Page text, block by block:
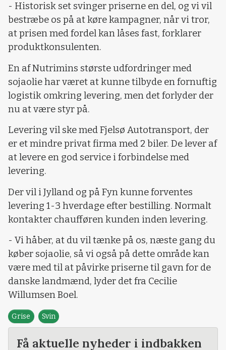
- Historisk set svinger priserne en del, og vi vil
bestræbe os på at køre kampagner, når vi tror,
at prisen med fordel kan låses fast, forklarer
produktkonsulenten.
En af Nutrimins største udfordringer med
sojaolie har været at kunne tilbyde en fornuftig
logistik omkring levering, men det forlyder der
nu at være styr på.
Levering vil ske med Fjelsø Autotransport, der
er et mindre privat firma med 2 biler. De lever af
at levere en god service i forbindelse med
levering.
Der vil i Jylland og på Fyn kunne forventes
levering 1-3 hverdage efter bestilling. Normalt
kontakter chaufføren kunden inden levering.
- Vi håber, at du vil tænke på os, næste gang du
køber sojaolie, så vi også på dette område kan
være med til at påvirke priserne til gavn for de
danske landmænd, lyder det fra Cecilie
Willumsen Boel.
Grise Svin
Få aktuelle nyheder i indbakken